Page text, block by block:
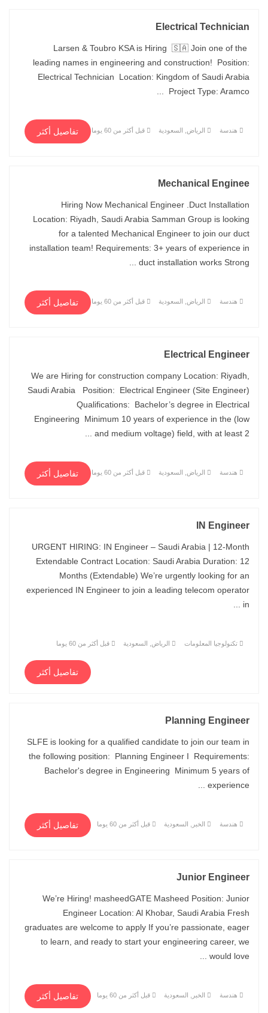
Electrical Technician
Larsen & Toubro KSA is Hiring 🇸🇦 Join one of the
leading names in engineering and construction! Position:
Electrical Technician Location: Kingdom of Saudi Arabia
Project Type: Aramco ...
هندسة الرياض, السعودية قبل أكثر من 60 يوما تفاصيل أكثر
Mechanical Enginee
Hiring Now Mechanical Engineer .Duct Installation
Location: Riyadh, Saudi Arabia Samman Group is looking
for a talented Mechanical Engineer to join our duct
installation team! Requirements: 3+ years of experience in
duct installation works Strong ...
هندسة الرياض, السعودية قبل أكثر من 60 يوما تفاصيل أكثر
Electrical Engineer
We are Hiring for construction company Location: Riyadh,
Saudi Arabia Position: Electrical Engineer (Site Engineer)
Qualifications: Bachelor’s degree in Electrical
Engineering Minimum 10 years of experience in the (low
and medium voltage) field, with at least 2 ...
هندسة الرياض, السعودية قبل أكثر من 60 يوما تفاصيل أكثر
IN Engineer
URGENT HIRING: IN Engineer – Saudi Arabia | 12-Month
Extendable Contract Location: Saudi Arabia Duration: 12
Months (Extendable) We’re urgently looking for an
experienced IN Engineer to join a leading telecom operator
in ...
تكنولوجيا المعلومات الرياض, السعودية قبل أكثر من 60 يوما
تفاصيل أكثر
Planning Engineer
SLFE is looking for a qualified candidate to join our team in
the following position: Planning Engineer I Requirements:
Bachelor's degree in Engineering Minimum 5 years of
experience ...
هندسة الخبر, السعودية قبل أكثر من 60 يوما تفاصيل أكثر
Junior Engineer
We’re Hiring! masheedGATE Masheed Position: Junior
Engineer Location: Al Khobar, Saudi Arabia Fresh
graduates are welcome to apply If you’re passionate, eager
to learn, and ready to start your engineering career, we
would love ...
هندسة الخبر, السعودية قبل أكثر من 60 يوما تفاصيل أكثر